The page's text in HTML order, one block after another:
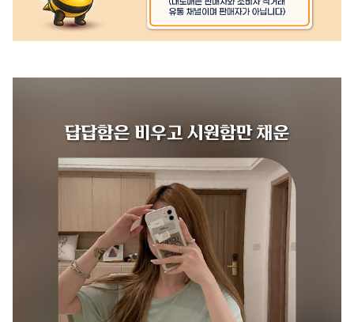
제조국 상품 상세설명 참조
품질보증기준 상품 상세설명 참조
A/S 책임자와 전화번호 상품 상세설명 참조
상품 상세설명 참조